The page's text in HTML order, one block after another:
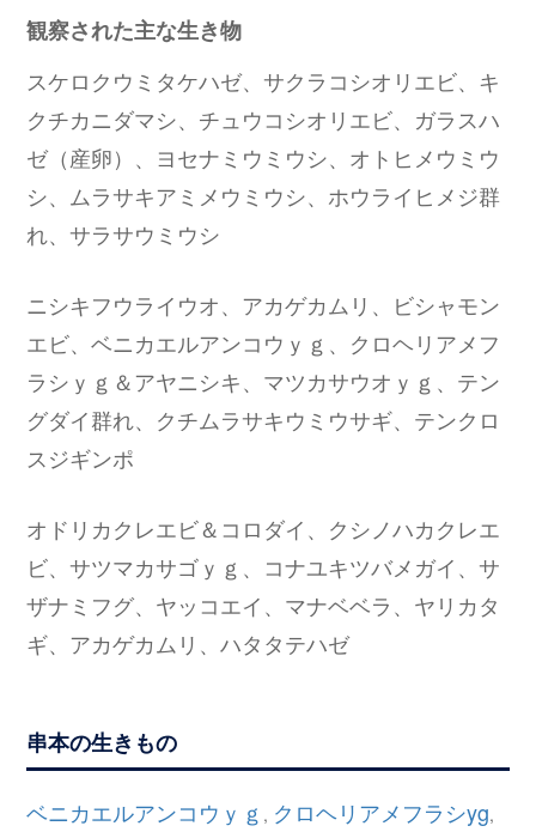
観察された主な生き物
スケロクウミタケハゼ、サクラコシオリエビ、キ
クチカニダマシ、チュウコシオリエビ、ガラスハ
ゼ（産卵）、ヨセナミウミウシ、オトヒメウミウ
シ、ムラサキアミメウミウシ、ホウライヒメジ群
れ、サラサウミウシ
ニシキフウライウオ、アカゲカムリ、ビシャモン
エビ、ベニカエルアンコウｙｇ、クロヘリアメフ
ラシｙｇ＆アヤニシキ、マツカサウオｙｇ、テン
グダイ群れ、クチムラサキウミウサギ、テンクロ
スジギンポ
オドリカクレエビ＆コロダイ、クシノハカクレエ
ビ、サツマカサゴｙｇ、コナユキツバメガイ、サ
ザナミフグ、ヤッコエイ、マナベベラ、ヤリカタ
ギ、アカゲカムリ、ハタタテハゼ
串本の生きもの
ベニカエルアンコウｙｇ , クロヘリアメフラシyg,